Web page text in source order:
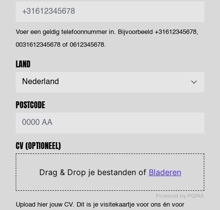
Voer een geldig telefoonnummer in. Bijvoorbeeld +31612345678,
0031612345678 of 0612345678.
LAND
POSTCODE
CV(OPTIONEEL)
Powered by PQINA
Drag & Drop je bestanden of Bladeren
Upload hier jouw CV. Dit is je visitekaartje voor ons én voor